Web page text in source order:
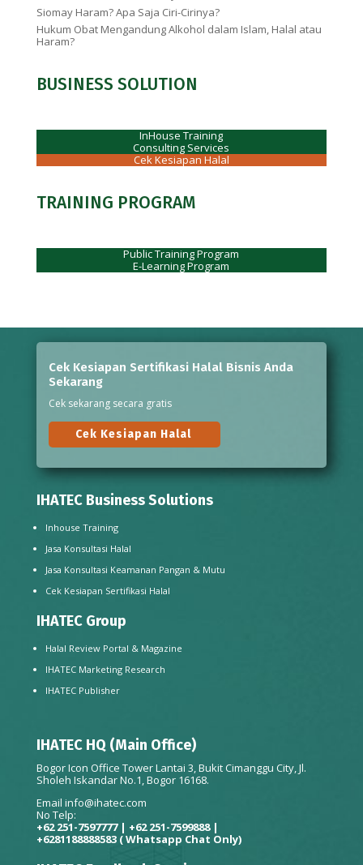
Siomay Haram? Apa Saja Ciri-Cirinya?
Hukum Obat Mengandung Alkohol dalam Islam, Halal atau
Haram?
BUSINESS SOLUTION
InHouse Training
Consulting Services
Cek Kesiapan Halal
TRAINING PROGRAM
Public Training Program
E-Learning Program
Cek Kesiapan Sertifikasi Halal Bisnis Anda
Sekarang
Cek sekarang secara gratis
Cek Kesiapan Halal
IHATEC Business Solutions
Inhouse Training
Jasa Konsultasi Halal
Jasa Konsultasi Keamanan Pangan & Mutu
Cek Kesiapan Sertifikasi Halal
IHATEC Group
Halal Review Portal & Magazine
IHATEC Marketing Research
IHATEC Publisher
IHATEC HQ (Main Office)
Bogor Icon Office Tower Lantai 3, Bukit Cimanggu City, Jl.
Sholeh Iskandar No.1, Bogor 16168.
Email info@ihatec.com
No Telp:
+62 251-7597777 | +62 251-7599888 |
+6281188888583 ( Whatsapp Chat Only)